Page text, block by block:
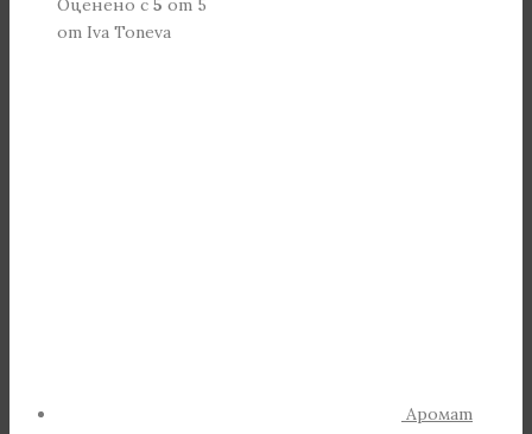
Оценено с 5 от 5
от Iva Toneva
Аромат